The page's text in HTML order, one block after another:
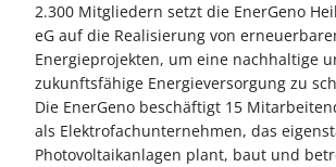
2.300 Mitgliedern setzt die EnerGeno
eG auf die Realisierung von
Energieprojekten, um eine nachhaltige
zukunftsfähige Energieversorgung zu
Die EnerGeno beschäftigt 15
als Elektrofachunternehmen, das
Photovoltaikanlagen plant, baut und